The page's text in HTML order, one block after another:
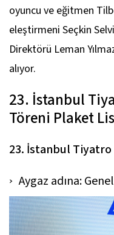
oyuncu ve eğitmen
eleştirmeni Seçkin
Direktörü Leman
alıyor.
23. İstanbul
Töreni Plaket
23. İstanbul Tiyatro
Aygaz adına: